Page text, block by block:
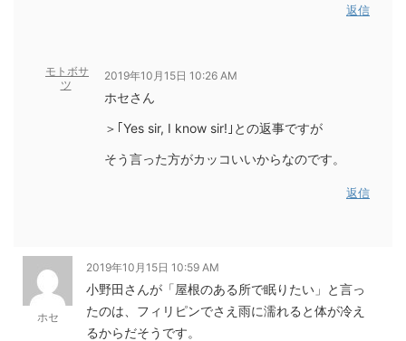
返信
モトボサ
ツ
2019年10月15日 10:26 AM
ホセさん
＞｢Yes sir, I know sir!｣との返事ですが
そう言った方がカッコいいからなのです。
返信
ホセ
2019年10月15日 10:59 AM
小野田さんが「屋根のある所で眠りたい」と言っ
たのは、フィリピンでさえ雨に濡れると体が冷え
るからだそうです。